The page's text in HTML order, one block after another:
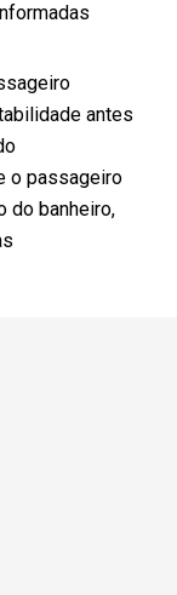
antes
o passageiro
do banheiro,